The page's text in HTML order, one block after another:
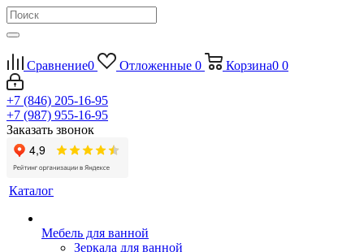
Сравнение0 Отложенные 0 Корзина0 0
+7 (846) 205-16-95
+7 (987) 955-16-95
Заказать звонок
Каталог
Мебель для ванной
Зеркала для ванной